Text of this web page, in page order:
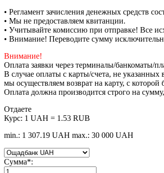
• Регламент зачисления денежных средств
• Мы не предоставляем квитанции.
• Учитывайте комиссию при отправке! Все
• Внимание! Переводите сумму
Внимание!
Оплата заявки через терминалы/банкоматы/
В случае оплаты с карты/счета, не
мы осуществляем возврат на карту, с
Оплата должна производится строго на
Отдаете
Курс: 1 UAH = 1.53 RUB
min.: 1 307.19 UAH max.: 30 000 UAH
Сумма*: